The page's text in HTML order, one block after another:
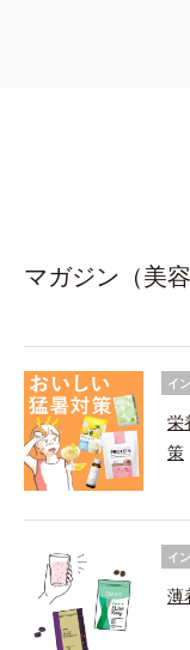
マガジン（美
イ
栄
策
イ
薄